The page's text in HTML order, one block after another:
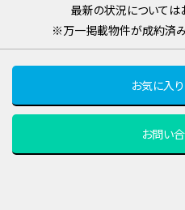
最新の状況については
※万一掲載物件が成約済み
お気に入
お問い